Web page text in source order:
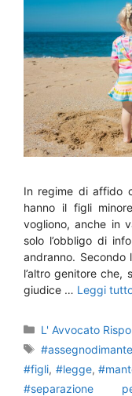
In regime di affido
hanno il figli
vogliono, anche in
solo l’obbligo di
andranno. Secondo
l’altro genitore che,
giudice … Leggi
Categorie
L' Avvocato
Tag
#figli, #legge,
#separazione